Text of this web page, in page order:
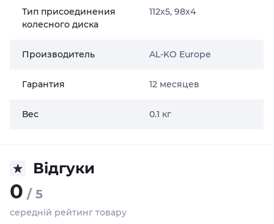
Тип присоединения
колесного диска
112х5, 98х4
Производитель AL-KO Europe
Гарантия 12 месяцев
Вес 0.1 кг
Відгуки
0 / 5
середній рейтинг товару